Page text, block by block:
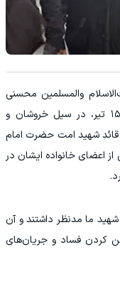
والمسلمین محسنی
اژه‌ای رئیس دستگاه قضا صبح امروز دوشنبه ۱۵ تیر، در سیل خروشان و
قائد شهید امت حضرت امام
اعضای خانواده ایشان در
ما مدنظر داشتند و آن
کردن فساد و جریان‌های